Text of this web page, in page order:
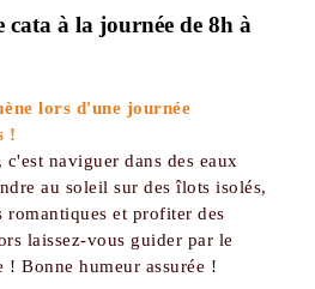
cata à la journée de 8h à
lors d'une journée
!
naviguer dans des eaux
au soleil sur des îlots isolés,
romantiques et profiter des
laissez-vous guider par le
Bonne humeur assurée !